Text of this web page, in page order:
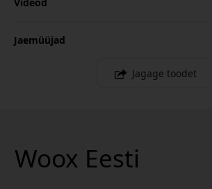
Videod
Jaemüüjad
Jagage toodet
Woox Eesti